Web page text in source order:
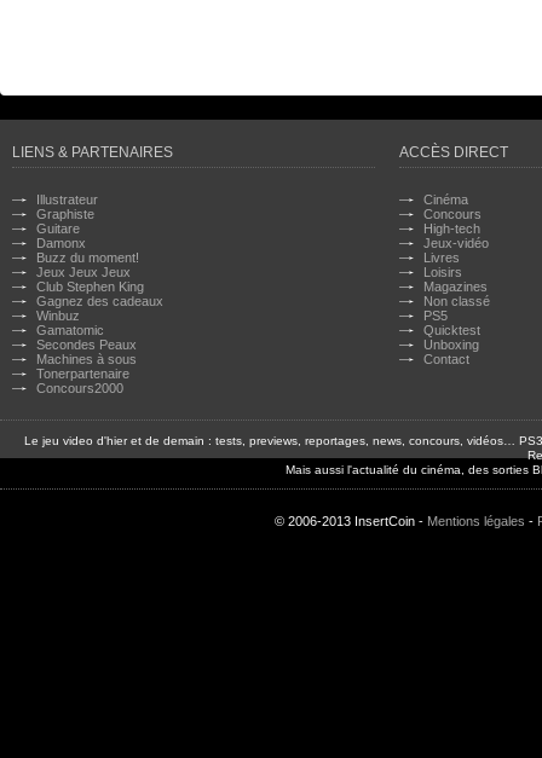
LIENS & PARTENAIRES
Illustrateur
Graphiste
Guitare
Damonx
Buzz du moment!
Jeux Jeux Jeux
Club Stephen King
Gagnez des cadeaux
Winbuz
Gamatomic
Secondes Peaux
Machines à sous
Tonerpartenaire
Concours2000
ACCÈS DIRECT
Cinéma
Concours
High-tech
Jeux-vidéo
Livres
Loisirs
Magazines
Non classé
PS5
Quicktest
Unboxing
Contact
Le jeu video d'hier et de demain : tests, previews, reportages, news, concours, vidéos…
Mais aussi l'actualité du cinéma, des sorties
© 2006-2013 InsertCoin - Mentions légales -